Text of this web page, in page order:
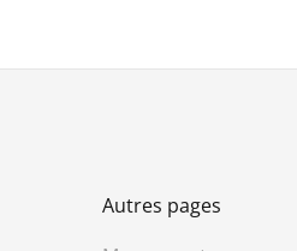
Autres pages